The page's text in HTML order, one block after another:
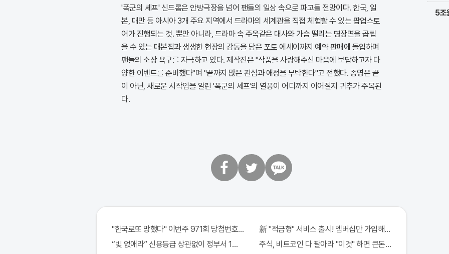
'폭군의 셰프' 신드롬은 안방극장을 넘어 팬들의 일상 속으로 파고들 전망이다. 한국, 일
본, 대만 등 아시아 3개 주요 지역에서 드라마의 세계관을 직접 체험할 수 있는 팝업스토
어가 진행되는 것. 뿐만 아니라, 드라마 속 주옥같은 대사와 가슴 떨리는 명장면을 곱씹
을 수 있는 대본집과 생생한 현장의 감동을 담은 포토 에세이까지 예약 판매에 돌입하며
팬들의 소장 욕구를 자극하고 있다. 제작진은 "작품을 사랑해주신 마음에 보답하고자 다
양한 이벤트를 준비했다"며 "끝까지 많은 관심과 애정을 부탁한다"고 전했다. 종영은 끝
이 아닌, 새로운 시작임을 알린 '폭군의 셰프'의 열풍이 어디까지 이어질지 귀추가 주목된
다.
북
톡
"한국로또 망했다" 이번주 971회 당첨번호 6자리 모두 유출...관계자 실수로 "비상"!
“빚 없애라” 신용등급 상관없이 정부서 1억지원!
新 "적금형" 서비스 출시! 멤버십만 가입해도 "최신가전" 선착순
주식, 비트코인 다 팔아라 "이것" 하면 큰돈 번다!
5조